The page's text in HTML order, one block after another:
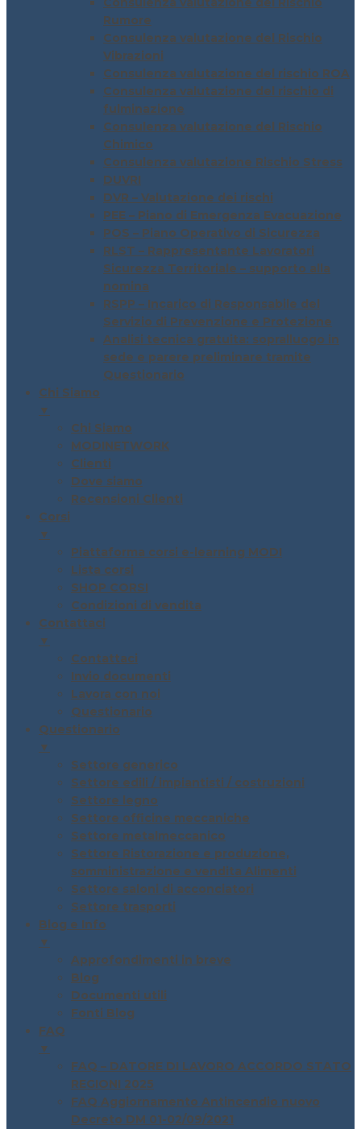
Rumore
Consulenza valutazione del Rischio
Vibrazioni
Consulenza valutazione del rischio ROA
Consulenza valutazione del rischio di
fulminazione
Consulenza valutazione del Rischio
Chimico
Consulenza valutazione Rischio Stress
DUVRI
DVR – Valutazione dei rischi
PEE – Piano di Emergenza Evacuazione
POS – Piano Operativo di Sicurezza
RLST – Rappresentante Lavoratori
Sicurezza Territoriale – supporto alla
nomina
RSPP – Incarico di Responsabile del
Servizio di Prevenzione e Protezione
Analisi tecnica gratuita: sopralluogo in
sede e parere preliminare tramite
Questionario
Chi Siamo
▼
Chi Siamo
MODINETWORK
Clienti
Dove siamo
Recensioni Clienti
Corsi
▼
Piattaforma corsi e-learning MODI
Lista corsi
SHOP CORSI
Condizioni di vendita
Contattaci
▼
Contattaci
Invio documenti
Lavora con noi
Questionario
Questionario
▼
Settore generico
Settore edili / impiantisti / costruzioni
Settore legno
Settore officine meccaniche
Settore metalmeccanico
Settore Ristorazione e produzione,
somministrazione e vendita Alimenti
Settore saloni di acconciatori
Settore trasporti
Blog e Info
▼
Approfondimenti in breve
Blog
Documenti utili
Fonti Blog
FAQ
▼
FAQ – DATORE DI LAVORO ACCORDO STATO
REGIONI 2025
FAQ Aggiornamento Antincendio nuovo
Decreto DM 01-02/09/2021